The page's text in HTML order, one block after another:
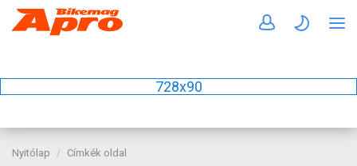
728x90
Nyitólap Címkék oldal